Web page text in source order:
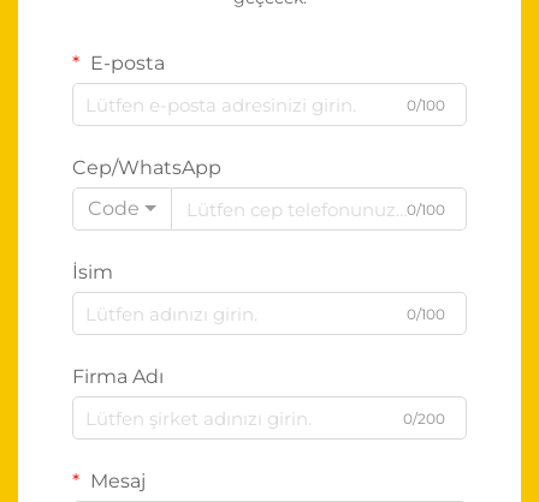
E-posta
0/100
Cep/WhatsApp
Code
0/100
İsim
0/100
Firma Adı
0/200
Mesaj